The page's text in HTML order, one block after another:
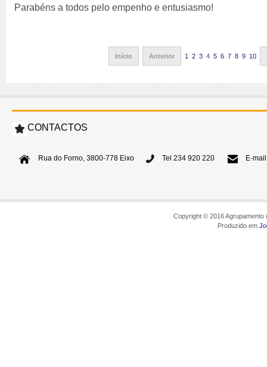
Parabéns a todos pelo empenho e entusiasmo!
Início Anterior 1 2 3 4 5 6 7 8 9 10
CONTACTOS
Rua do Forno, 3800-778 Eixo Tel 234 920 220 E-
Copyright © 2016
Produzido em